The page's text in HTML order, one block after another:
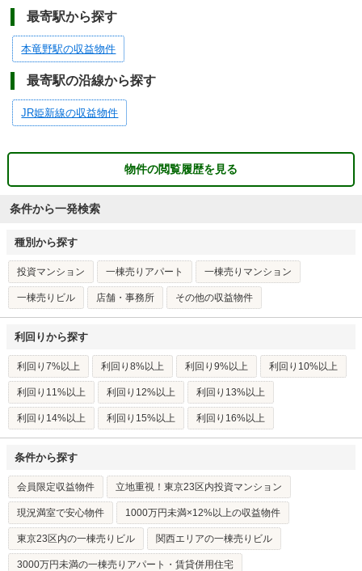
最寄駅から探す
本竜野駅の収益物件
最寄駅の沿線から探す
JR姫新線の収益物件
物件の閲覧履歴を見る
条件から一発検索
種別から探す
投資マンション 一棟売りアパート 一棟売りマンション
一棟売りビル 店舗・事務所 その他の収益物件
利回りから探す
利回り7%以上 利回り8%以上 利回り9%以上 利回り10%以上
利回り11%以上 利回り12%以上 利回り13%以上
利回り14%以上 利回り15%以上 利回り16%以上
条件から探す
会員限定収益物件 立地重視！東京23区内投資マンション
現況満室で安心物件 1000万円未満×12%以上の収益物件
東京23区内の一棟売りビル 関西エリアの一棟売りビル
3000万円未満の一棟売りアパート・賃貸併用住宅